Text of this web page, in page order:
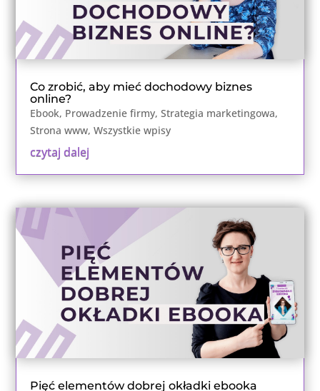
Co zrobić, aby mieć dochodowy biznes
online?
Ebook, Prowadzenie firmy,Strategia marketingowa,
Strona www,Wszystkie wpisy
czytaj dalej
Pięć elementów dobrej okładki ebooka